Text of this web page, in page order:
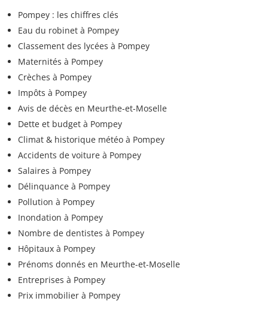
Pompey : les chiffres clés
Eau du robinet à Pompey
Classement des lycées à Pompey
Maternités à Pompey
Crèches à Pompey
Impôts à Pompey
Avis de décès en Meurthe-et-Moselle
Dette et budget à Pompey
Climat & historique météo à Pompey
Accidents de voiture à Pompey
Salaires à Pompey
Délinquance à Pompey
Pollution à Pompey
Inondation à Pompey
Nombre de dentistes à Pompey
Hôpitaux à Pompey
Prénoms donnés en Meurthe-et-Moselle
Entreprises à Pompey
Prix immobilier à Pompey